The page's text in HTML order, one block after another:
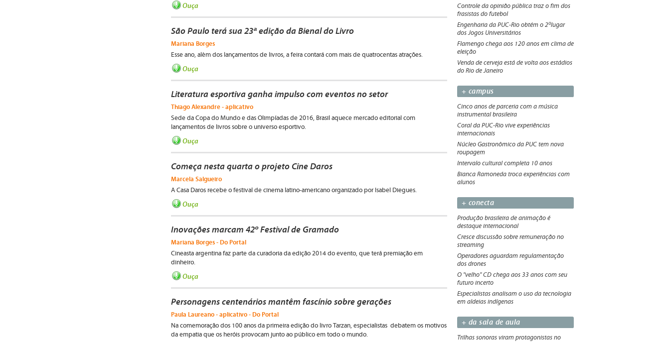
Ouça
São Paulo terá sua 23ª edição da Bienal do Livro
Mariana Borges
Esse ano, além dos lançamentos de livros, a feira contará com mais de quatrocentas atrações.
Ouça
Literatura esportiva ganha impulso com eventos no setor
Thiago Alexandre - aplicativo
Sede da Copa do Mundo e das Olimpíadas de 2016, Brasil aquece mercado editorial com
lançamentos de livros sobre o universo esportivo.
Ouça
Começa nesta quarta o projeto Cine Daros
Marcela Salgueiro
A Casa Daros recebe o festival de cinema latino-americano organizado por Isabel Diegues.
Ouça
Inovações marcam 42º Festival de Gramado
Mariana Borges - Do Portal
Cineasta argentina faz parte da curadoria da edição 2014 do evento, que terá premiação em
dinheiro.
Ouça
Personagens centenários mantêm fascínio sobre gerações
Paula Laureano - aplicativo - Do Portal
Na comemoração dos 100 anos da primeira edição do livro Tarzan, especialistas debatem os motivos
da empatia que os heróis provocam junto ao público em todo o mundo.
Controle da opinião pública traz o fim dos
frasistas do futebol
Engenharia da PUC-Rio obtém o 2ºlugar
dos Jogos Universitários
Flamengo chega aos 120 anos em clima de
eleição
Venda de cerveja está de volta aos estádios
do Rio de Janeiro
+ campus
Cinco anos de parceria com a música
instrumental brasileira
Coral da PUC-Rio vive experiências
internacionais
Núcleo Gastronômico da PUC tem nova
roupagem
Intervalo cultural completa 10 anos
Bianca Ramoneda troca experiências com
alunos
+ conecta
Produção brasileira de animação é
destaque internacional
Cresce discussão sobre remuneração no
streaming
Operadores aguardam regulamentação
dos drones
O "velho" CD chega aos 33 anos com seu
futuro incerto
Especialistas analisam o uso da tecnologia
em aldeias indígenas
+ da sala de aula
Trilhas sonoras viram protagonistas no